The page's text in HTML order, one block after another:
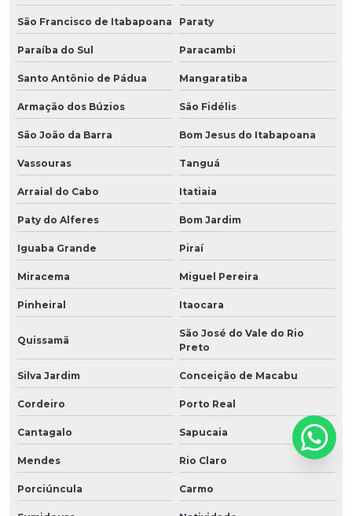
São Francisco de Itabapoana Paraty
Paraíba do Sul Paracambi
Santo Antônio de Pádua Mangaratiba
Armação dos Búzios São Fidélis
São João da Barra Bom Jesus do Itabapoana
Vassouras Tanguá
Arraial do Cabo Itatiaia
Paty do Alferes Bom Jardim
Iguaba Grande Piraí
Miracema Miguel Pereira
Pinheiral Itaocara
Quissamã
São José do Vale do Rio
Preto
Silva Jardim Conceição de Macabu
Cordeiro Porto Real
Cantagalo Sapucaia
Mendes Rio Claro
Porciúncula Carmo